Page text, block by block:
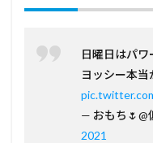
日曜日はパワ
ヨッシー本当
— おもち🌷@
2021